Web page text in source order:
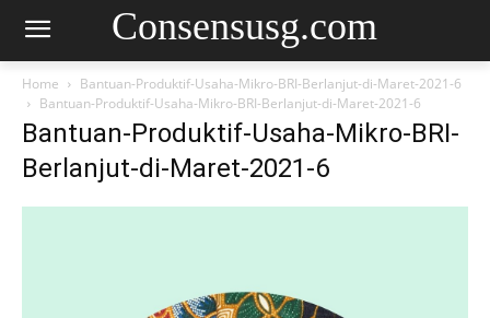
Consensusg.com
Home
Bantuan-Produktif-Usaha-Mikro-BRI-Berlanjut-di-Maret-2021-6
Bantuan-Produktif-Usaha-Mikro-BRI-Berlanjut-di-Maret-2021-6
Bantuan-Produktif-Usaha-Mikro-BRI-
Berlanjut-di-Maret-2021-6